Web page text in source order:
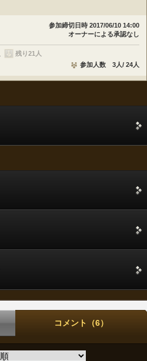
参加締切日時2017/06/10 14:00
オーナーによる承認なし
残り21人
参加人数 3人/ 24人
コメント（6）